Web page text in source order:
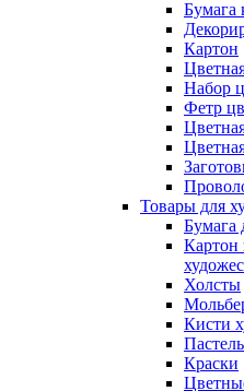
Бумага
Картон
Набор
Фетр
Товары для
Бумага
Картон
Холсты
Кисти
Пастель
Краски